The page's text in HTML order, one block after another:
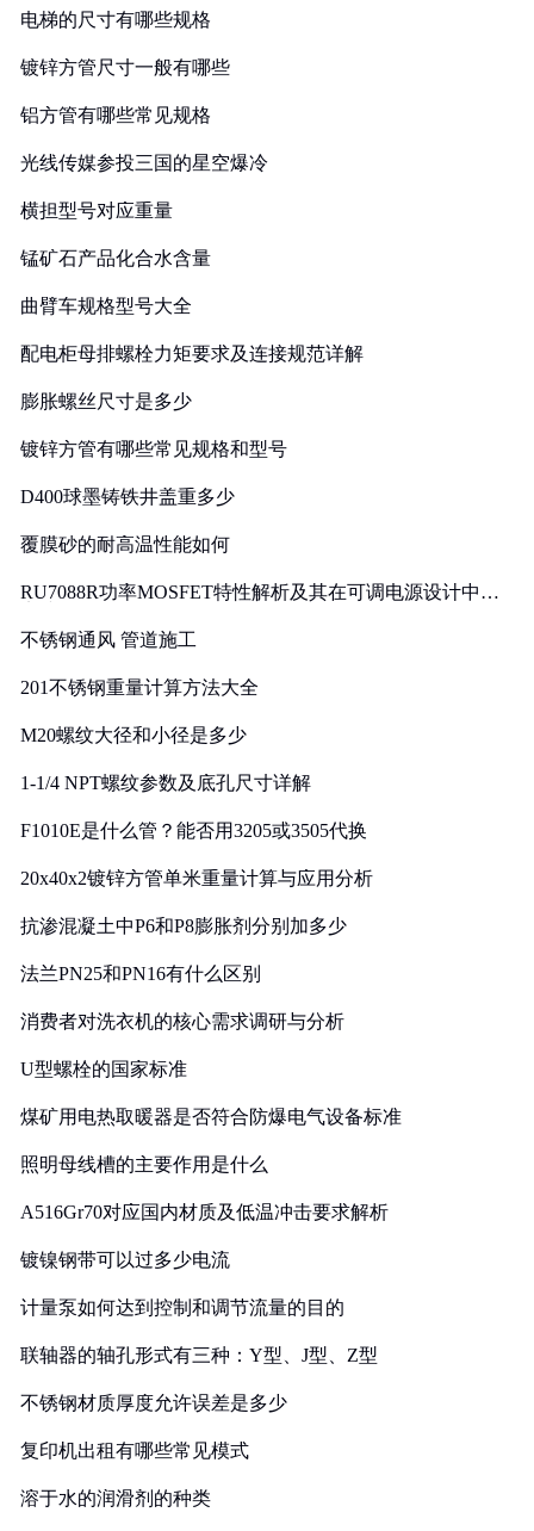
电梯的尺寸有哪些规格
镀锌方管尺寸一般有哪些
铝方管有哪些常见规格
光线传媒参投三国的星空爆冷
横担型号对应重量
锰矿石产品化合水含量
曲臂车规格型号大全
配电柜母排螺栓力矩要求及连接规范详解
膨胀螺丝尺寸是多少
镀锌方管有哪些常见规格和型号
D400球墨铸铁井盖重多少
覆膜砂的耐高温性能如何
RU7088R功率MOSFET特性解析及其在可调电源设计中的
不锈钢通风 管道施工
201不锈钢重量计算方法大全
M20螺纹大径和小径是多少
1-1/4 NPT螺纹参数及底孔尺寸详解
F1010E是什么管？能否用3205或3505代换
20x40x2镀锌方管单米重量计算与应用分析
抗渗混凝土中P6和P8膨胀剂分别加多少
法兰PN25和PN16有什么区别
消费者对洗衣机的核心需求调研与分析
U型螺栓的国家标准
煤矿用电热取暖器是否符合防爆电气设备标准
照明母线槽的主要作用是什么
A516Gr70对应国内材质及低温冲击要求解析
镀镍钢带可以过多少电流
计量泵如何达到控制和调节流量的目的
联轴器的轴孔形式有三种：Y型、J型、Z型
不锈钢材质厚度允许误差是多少
复印机出租有哪些常见模式
溶于水的润滑剂的种类